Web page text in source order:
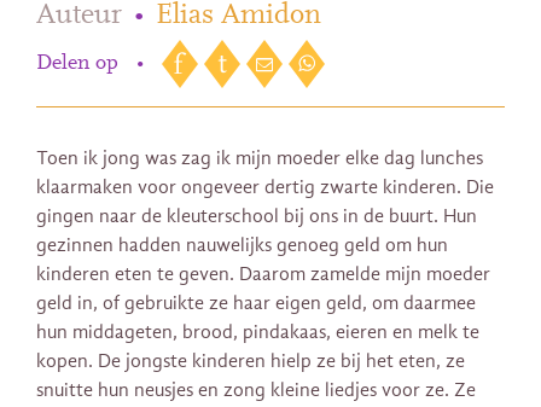
Auteur • Elias Amidon
Delen op •
Toen ik jong was zag ik mijn moeder elke dag lunches
klaarmaken voor ongeveer dertig zwarte kinderen. Die
gingen naar de kleuterschool bij ons in de buurt. Hun
gezinnen hadden nauwelijks genoeg geld om hun
kinderen eten te geven. Daarom zamelde mijn moeder
geld in, of gebruikte ze haar eigen geld, om daarmee
hun middageten, brood, pindakaas, eieren en melk te
kopen. De jongste kinderen hielp ze bij het eten, ze
snuitte hun neusjes en zong kleine liedjes voor ze. Ze